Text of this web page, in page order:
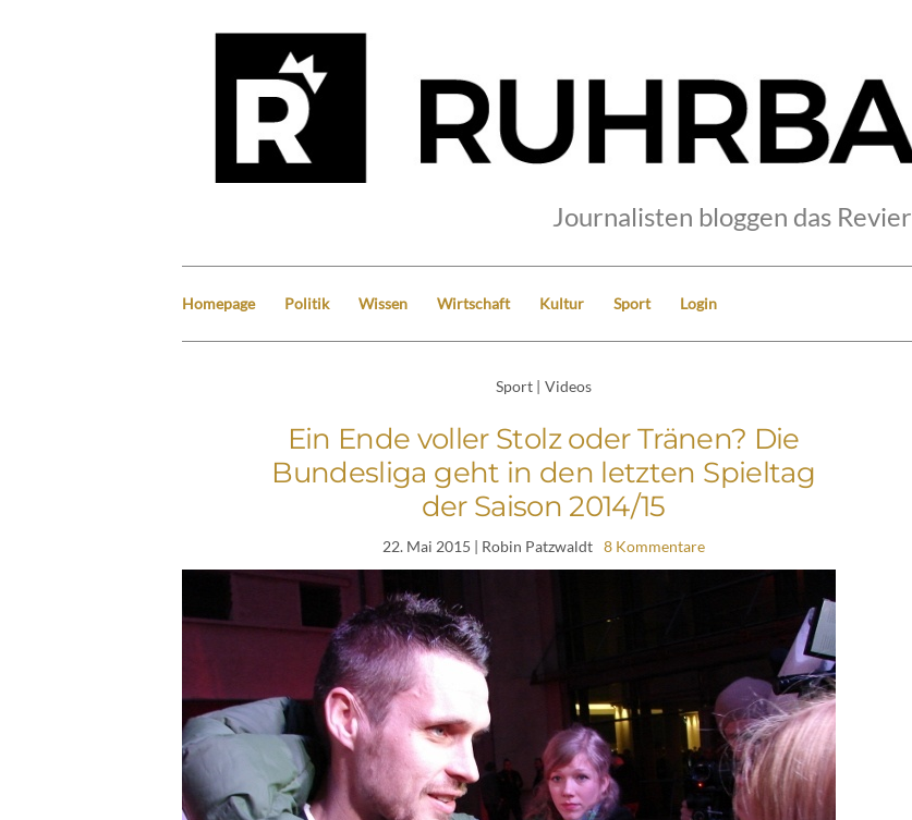
Journalisten bloggen das Revier
Homepage Politik Wissen Wirtschaft Kultur Sport Login
Sport | Videos
Ein Ende voller Stolz oder Tränen? Die
Bundesliga geht in den letzten Spieltag
der Saison 2014/15
22. Mai 2015 | Robin Patzwaldt 8 Kommentare